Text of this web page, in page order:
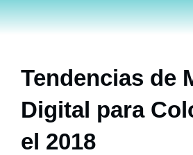
Tendencias de
Digital para
el 2018